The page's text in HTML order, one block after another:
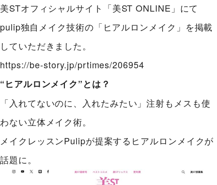
美STオフィシャルサイト「美ST ONLINE」にて
pulip独自メイク技術の「ヒアルロンメイク」を掲載
していただきました。
https://be-story.jp/prtimes/206954
“ヒアルロンメイク”とは？
「入れてないのに、入れたみたい」注射もメスも使
わない立体メイク術。
メイクレッスンPulipが提案するヒアルロンメイクが
話題に。